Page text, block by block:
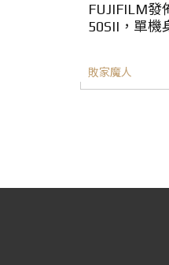
FUJIFILM發
50SII，單機
敗家魔人